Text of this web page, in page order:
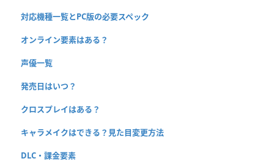
対応機種一覧とPC版の必要スペック
オンライン要素はある？
声優一覧
発売日はいつ？
クロスプレイはある？
キャラメイクはできる？見た目変更方法
DLC・課金要素